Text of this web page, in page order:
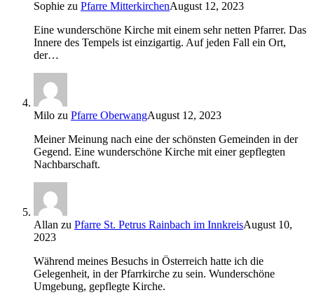
Sophie zu Pfarre MitterkirchenAugust 12, 2023
Eine wunderschöne Kirche mit einem sehr netten Pfarrer. Das
Innere des Tempels ist einzigartig. Auf jeden Fall ein Ort,
der…
Milo zu Pfarre OberwangAugust 12, 2023
Meiner Meinung nach eine der schönsten Gemeinden in der
Gegend. Eine wunderschöne Kirche mit einer gepflegten
Nachbarschaft.
Allan zu Pfarre St. Petrus Rainbach im InnkreisAugust 10,
2023
Während meines Besuchs in Österreich hatte ich die
Gelegenheit, in der Pfarrkirche zu sein. Wunderschöne
Umgebung, gepflegte Kirche.